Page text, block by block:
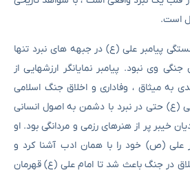
است.
پیامبر علی (ع) در جبهه های نبرد تنها
وی نبود. پیامبر نمایانگر ارزشهایی از
به میثاق ، وفاداری و اخلاق جنگ اسلامی
(ع) حتی در نبرد با دشمن به اصول انسانی
خیبر پر از هنرهای رزمی و مردانگی بود. او
علی (ص) خود را با همان ادب آشنا کرد و
در جنگ باعث شد تا امام علی (ع) قهرمان